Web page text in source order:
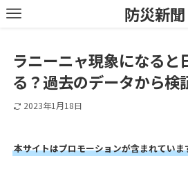
防災新聞
ラニーニャ現象になると
る？過去のデータから検
2023年1月18日
本サイトはプロモーションが含まれていま